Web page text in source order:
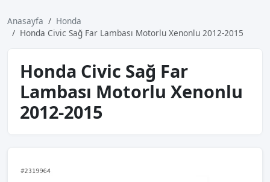
Anasayfa
Honda
Honda Civic Sağ Far Lambası Motorlu Xenonlu 2012-2015
Honda Civic Sağ Far
Lambası Motorlu Xenonlu
2012-2015